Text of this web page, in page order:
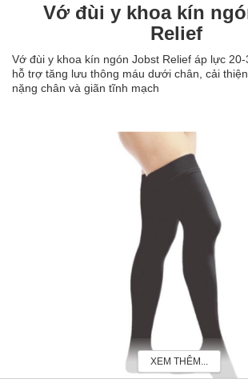
Vớ đùi y khoa kín
Relief
Vớ đùi y khoa kín ngón Jobst Relief áp lực
hỗ trợ tăng lưu thông máu dưới chân, cải
nặng chân và giãn tĩnh mạch
XEM THÊM...